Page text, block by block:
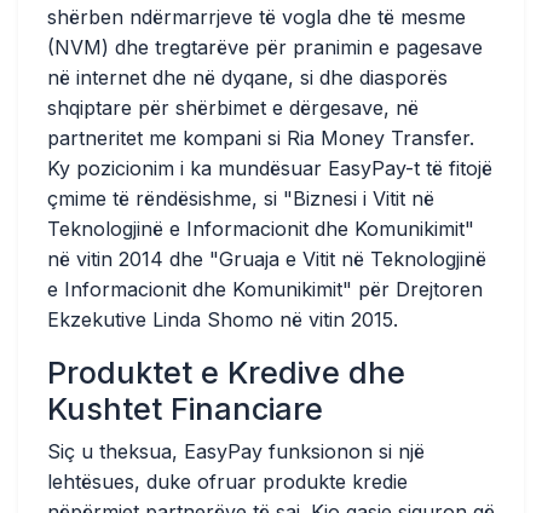
shërben ndërmarrjeve të vogla dhe të mesme
(NVM) dhe tregtarëve për pranimin e pagesave
në internet dhe në dyqane, si dhe diasporës
shqiptare për shërbimet e dërgesave, në
partneritet me kompani si Ria Money Transfer.
Ky pozicionim i ka mundësuar EasyPay-t të fitojë
çmime të rëndësishme, si "Biznesi i Vitit në
Teknologjinë e Informacionit dhe Komunikimit"
në vitin 2014 dhe "Gruaja e Vitit në Teknologjinë
e Informacionit dhe Komunikimit" për Drejtoren
Ekzekutive Linda Shomo në vitin 2015.
Produktet e Kredive dhe
Kushtet Financiare
Siç u theksua, EasyPay funksionon si një
lehtësues, duke ofruar produkte kredie